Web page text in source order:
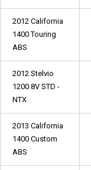
2012 California
1400 Touring
ABS
2012 Stelvio
1200 8V STD -
NTX
2013 California
1400 Custom
ABS